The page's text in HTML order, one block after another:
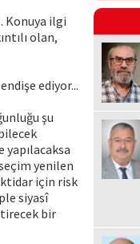
Konuya ilgi
olan,
ediyor...
şu
yenilen
için risk
siyasî
bir